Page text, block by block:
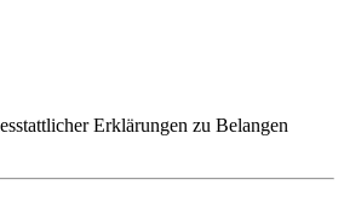
Erklärungen zu Belangen